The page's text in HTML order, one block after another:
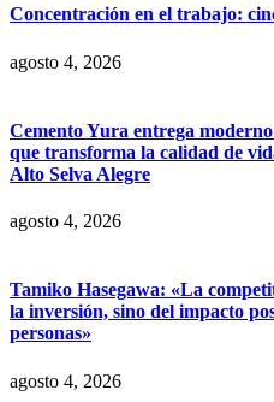
Concentración en el trabajo:
agosto 4, 2026
Cemento Yura entrega
que transforma la calidad de
Alto Selva Alegre
agosto 4, 2026
Tamiko Hasegawa: «La
la inversión, sino del impacto
personas»
agosto 4, 2026